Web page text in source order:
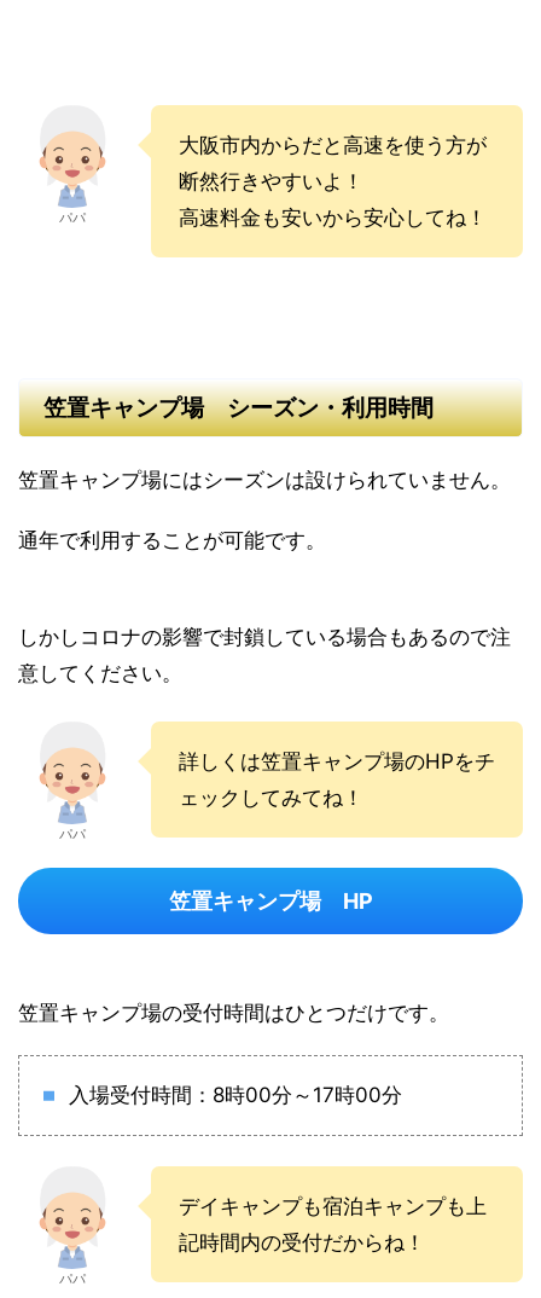
パパ
大阪市内からだと高速を使う方が
断然行きやすいよ！
高速料金も安いから安心してね！
笠置キャンプ場 シーズン・利用時間
笠置キャンプ場にはシーズンは設けられていません。
通年で利用することが可能です。
しかしコロナの影響で封鎖している場合もあるので注
意してください。
パパ
詳しくは笠置キャンプ場のHPをチ
ェックしてみてね！
笠置キャンプ場 HP
笠置キャンプ場の受付時間はひとつだけです。
入場受付時間：8時00分～17時00分
パパ
デイキャンプも宿泊キャンプも上
記時間内の受付だからね！